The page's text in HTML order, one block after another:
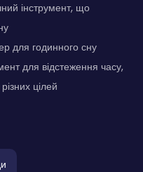
інструмент, що
для годинного сну
для відстеження часу,
цілей